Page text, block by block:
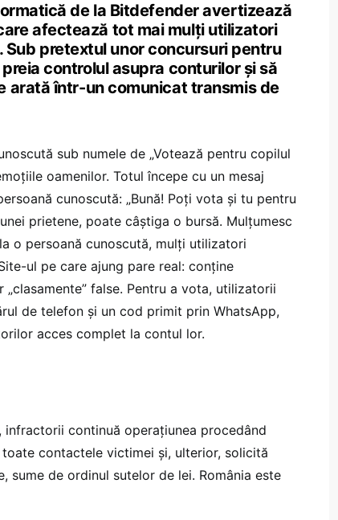
de la Bitdefender avertizează
afectează tot mai mulți utilizatori
Sub pretextul unor concursuri pentru
controlul asupra conturilor și să
arată într-un comunicat transmis de
sub numele de „Votează pentru copilul
oamenilor. Totul începe cu un mesaj
cunoscută: „Bună! Poți vota și tu pentru
prietene, poate câștiga o bursă. Mulțumesc
o persoană cunoscută, mulți utilizatori
ul pe care ajung pare real: conține
false. Pentru a vota, utilizatorii
de telefon și un cod primit prin WhatsApp,
acces complet la contul lor.
continuă operațiunea procedând
contactele victimei și, ulterior, solicită
sume de ordinul sutelor de lei. România este